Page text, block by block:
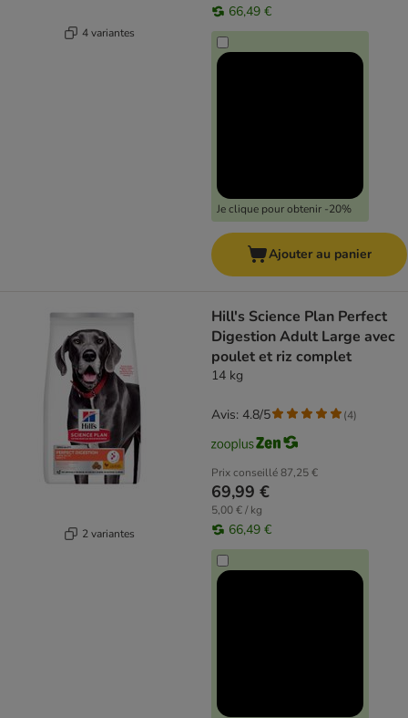
4 variantes
66,49 €
Je clique pour obtenir -20%
Ajouter au panier
2 variantes
Hill's Science Plan Perfect
Digestion Adult Large avec
poulet et riz complet
14 kg
Prix conseillé87,25 €
69,99 €
5,00 € / kg
66,49 €
Avis: 4.8/5 (4)